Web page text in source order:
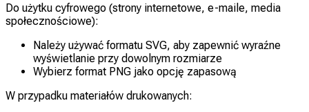
Do użytku cyfrowego (strony internetowe, e-maile, media
społecznościowe):
Należy używać formatu SVG, aby zapewnić wyraźne
wyświetlanie przy dowolnym rozmiarze
Wybierz format PNG jako opcję zapasową
W przypadku materiałów drukowanych: